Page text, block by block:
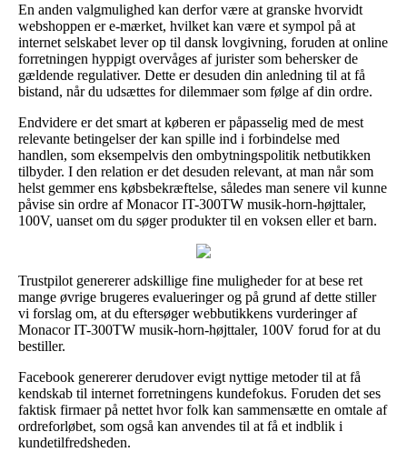
En anden valgmulighed kan derfor være at granske hvorvidt
webshoppen er e-mærket, hvilket kan være et sympol på at
internet selskabet lever op til dansk lovgivning, foruden at online
forretningen hyppigt overvåges af jurister som behersker de
gældende regulativer. Dette er desuden din anledning til at få
bistand, når du udsættes for dilemmaer som følge af din ordre.
Endvidere er det smart at køberen er påpasselig med de mest
relevante betingelser der kan spille ind i forbindelse med
handlen, som eksempelvis den ombytningspolitik netbutikken
tilbyder. I den relation er det desuden relevant, at man når som
helst gemmer ens købsbekræftelse, således man senere vil kunne
påvise sin ordre af Monacor IT-300TW musik-horn-højttaler,
100V, uanset om du søger produkter til en voksen eller et barn.
Trustpilot genererer adskillige fine muligheder for at bese ret
mange øvrige brugeres evalueringer og på grund af dette stiller
vi forslag om, at du eftersøger webbutikkens vurderinger af
Monacor IT-300TW musik-horn-højttaler, 100V forud for at du
bestiller.
Facebook genererer derudover evigt nyttige metoder til at få
kendskab til internet forretningens kundefokus. Foruden det ses
faktisk firmaer på nettet hvor folk kan sammensætte en omtale af
ordreforløbet, som også kan anvendes til at få et indblik i
kundetilfredsheden.